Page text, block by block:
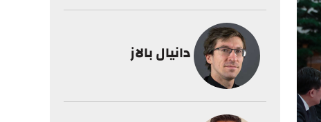
دانيال بالاز